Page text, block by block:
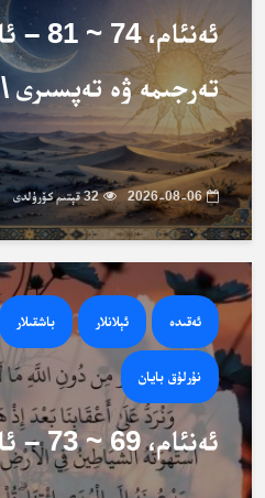
تەرجىمە ۋە تەپسىرى
2026-08-06 32 قېتىم كۆرۈلدى
ئەقىدە ئېلانلار باشقىلار
نۇرلۇق بايان
ئەنئام، 69 ~ 73 – ئايەتلەرنىڭ...